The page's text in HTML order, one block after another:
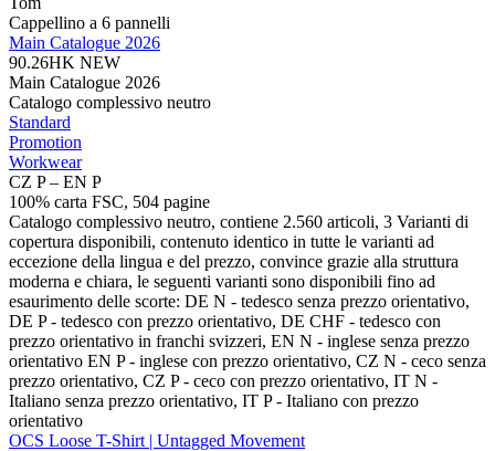
Cappellino a 6 pannelli
Main Catalogue 2026
90.26HK NEW
Main Catalogue 2026
Catalogo complessivo neutro
Standard
Promotion
Workwear
CZ P – EN P
100% carta FSC, 504 pagine
Catalogo complessivo neutro, contiene 2.560 articoli, 3 Varianti di
copertura disponibili, contenuto identico in tutte le varianti ad
eccezione della lingua e del prezzo, convince grazie alla struttura
moderna e chiara, le seguenti varianti sono disponibili fino ad
esaurimento delle scorte: DE N - tedesco senza prezzo orientativo,
DE P - tedesco con prezzo orientativo, DE CHF - tedesco con
prezzo orientativo in franchi svizzeri, EN N - inglese senza prezzo
orientativo EN P - inglese con prezzo orientativo, CZ N - ceco senza
prezzo orientativo, CZ P - ceco con prezzo orientativo, IT N -
Italiano senza prezzo orientativo, IT P - Italiano con prezzo
orientativo
OCS Loose T-Shirt | Untagged Movement